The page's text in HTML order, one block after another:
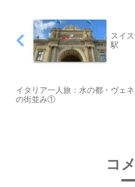
スイ
駅
イタリア一人旅：水の都・ヴェ
の街並み①
コ